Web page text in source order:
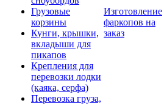
Грузовые
корзины
Кунги, крышки,
вкладыши для
пикапов
Крепления для
перевозки лодки
(каяка, серфа)
Перевозка груза,
Изготовление
фаркопов на
заказ